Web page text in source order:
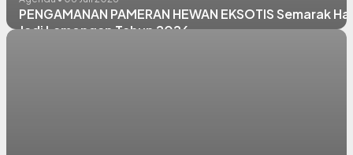
PENGAMANAN PAMERAN HEWAN EKSOTIS Semarak
Jadi Lamongan Tahun 2026